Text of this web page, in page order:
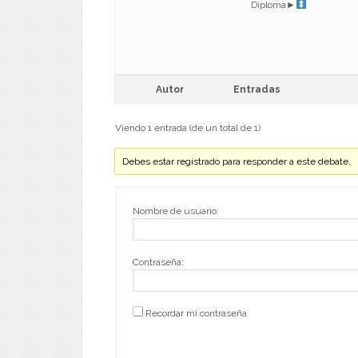
Diploma►
Autor Entradas
Viendo 1 entrada (de un total de 1)
Debes estar registrado para responder a este debate.
Nombre de usuario:
Contraseña:
Recordar mi contraseña